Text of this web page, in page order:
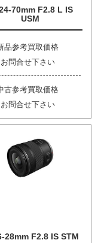
70mm F2.8 L IS
USM
品参考買取価格
お問合せ下さい
古参考買取価格
お問合せ下さい
28mm F2.8 IS STM